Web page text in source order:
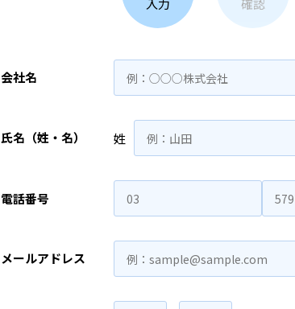
会社名
氏名（姓・名） 姓
電話番号
メールアドレス